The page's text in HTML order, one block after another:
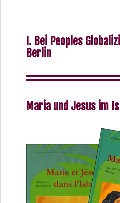
I. Bei Peoples
Berlin
Maria und Jesus im